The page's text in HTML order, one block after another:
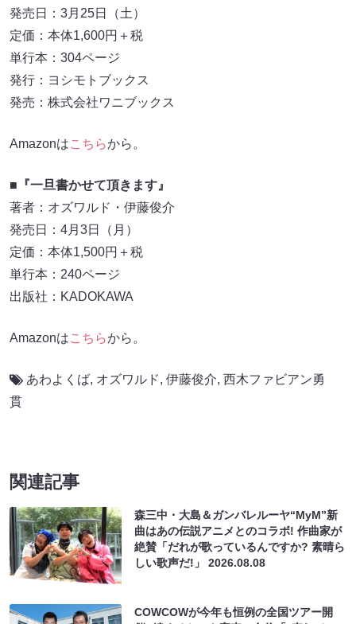
発売⽇：3⽉25⽇（⼟）
定価：本体1,600円＋税
単行本：304ページ
発⾏：ヨシモトブックス
発売：株式会社ワニブックス
Amazonはこちらから。
■『一旦書かせて頂きます』
著者：オズワルド・伊藤俊介
発売日：4月3日（月）
定価：本体1,500円＋税
単行本：240ページ
出版社：KADOKAWA
Amazonはこちらから。
あわよくば, オズワルド, 伊藤俊介, 西木ファビアン勇
貫
関連記事
森三中・大島＆ガンバレルーヤ“MyM”新
曲はあの伝説アニメとのコラボ! 作曲家が
絶賛「だれが歌っているんですか? 素晴ら
しい歌声だ!」2026.08.08
COWCOWが今年も恒例の全国ツアー開